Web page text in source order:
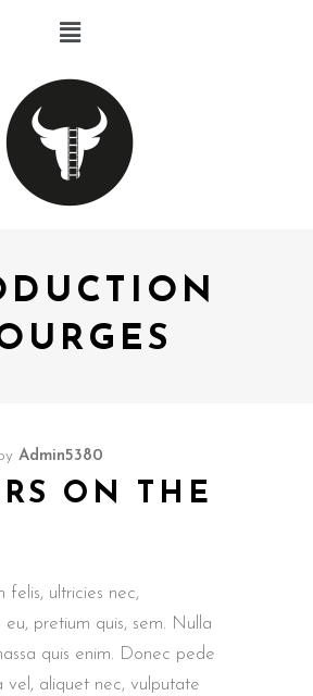
Admin5380
ON THE
felis, ultricies nec,
eu, pretium quis, sem. Nulla
quis enim. Donec pede
vel, aliquet nec, vulputate